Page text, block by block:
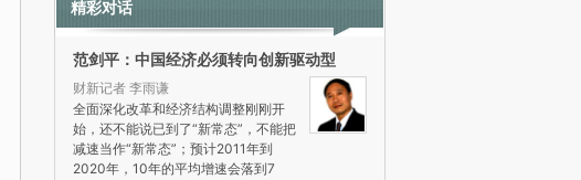
精彩对话
范剑平：中国经济必须转向创新驱动型
财新记者 李雨谦
全面深化改革和经济结构调整刚刚开
始，还不能说已到了“新常态”，不能把
减速当作“新常态”；预计2011年到
2020年，10年的平均增速会落到7